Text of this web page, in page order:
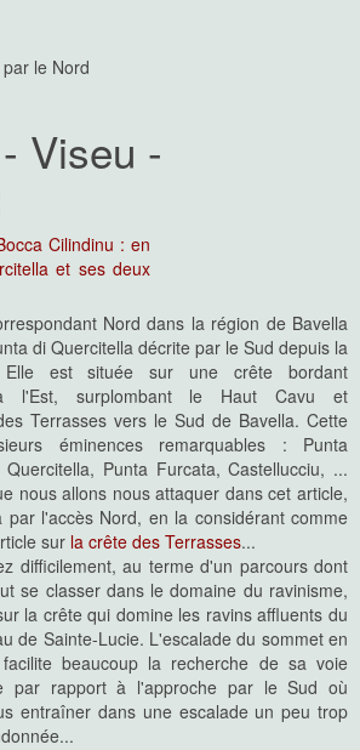
Viseu -
Nord dans la région de Bavella
di Quercitella décrite par le Sud depuis la
est située sur une crête bordant
à l'Est, surplombant le Haut Cavu et
Terrasses vers le Sud de Bavella. Cette
éminences remarquables : Punta
Punta Furcata, Castellucciu, ...
nous allons nous attaquer dans cet article,
par l'accès Nord, en la considérant comme
sur la crête des Terrasses...
difficilement, au terme d'un parcours dont
se classer dans le domaine du ravinisme,
la crête qui domine les ravins affluents du
de Sainte-Lucie. L'escalade du sommet en
beaucoup la recherche de sa voie
par rapport à l'approche par le Sud où
entraîner dans une escalade un peu trop